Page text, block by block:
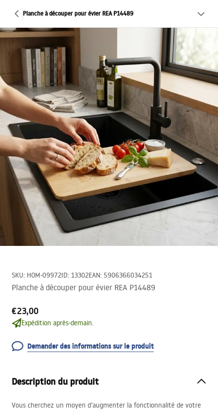
Planche à découper pour évier REA P14489
SKU: HOM-09972ID: 13302EAN: 5906366034251
Planche à découper pour évier REA P14489
€23,00
Expédition après-demain.
Demander des informations sur le produit
Description du produit
Vous cherchez un moyen d’augmenter la fonctionnalité de votre